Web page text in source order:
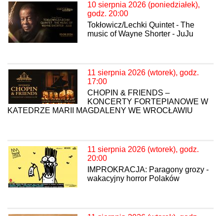
10 sierpnia 2026 (poniedziałek),
godz. 20:00
Tokłowicz/Lechki Quintet - The
music of Wayne Shorter - JuJu
11 sierpnia 2026 (wtorek), godz.
17:00
CHOPIN & FRIENDS –
KONCERTY FORTEPIANOWE W
KATEDRZE MARII MAGDALENY WE WROCŁAWIU
11 sierpnia 2026 (wtorek), godz.
20:00
IMPROKRACJA: Paragony grozy -
wakacyjny horror Polaków